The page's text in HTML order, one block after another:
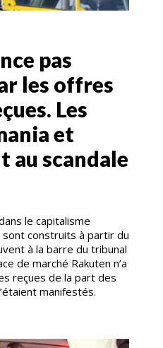
pas
les offres
Les
et
au scandale
le capitalisme
construits à partir du
à la barre du tribunal
de marché Rakuten n’a
reçues de la part des
manifestés.